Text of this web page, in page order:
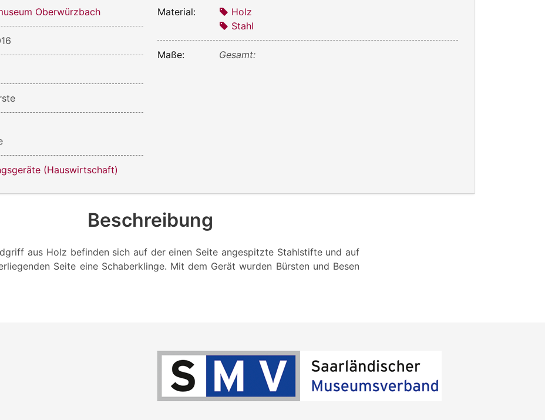
Oberwürzbach
(Hauswirtschaft)
Material:
Holz
Stahl
Maße: Gesamt:
Beschreibung
aus Holz befinden sich auf der einen Seite angespitzte Stahlstifte und auf
Seite eine Schaberklinge. Mit dem Gerät wurden Bürsten und Besen